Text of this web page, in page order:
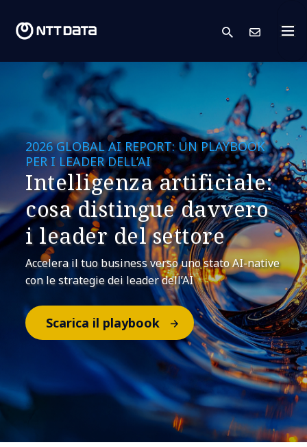
search
2026 GLOBAL AI REPORT: UN PLAYBOOK
PER I LEADER DELL’AI
Intelligenza artificiale:
cosa distingue davvero
i leader del settore
Accelera il tuo business verso uno stato AI-native
con le strategie dei leader dell’AI
Scarica il playbook